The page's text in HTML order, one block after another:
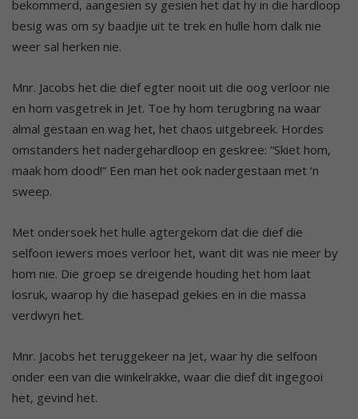
bekommerd, aangesien sy gesien het dat hy in die hardloop
besig was om sy baadjie uit te trek en hulle hom dalk nie
weer sal herken nie.
Mnr. Jacobs het die dief egter nooit uit die oog verloor nie
en hom vasgetrek in Jet. Toe hy hom terugbring na waar
almal gestaan en wag het, het chaos uitgebreek. Hordes
omstanders het nadergehardloop en geskree: “Skiet hom,
maak hom dood!” Een man het ook nadergestaan met ‘n
sweep.
Met ondersoek het hulle agtergekom dat die dief die
selfoon iewers moes verloor het, want dit was nie meer by
hom nie. Die groep se dreigende houding het hom laat
losruk, waarop hy die hasepad gekies en in die massa
verdwyn het.
Mnr. Jacobs het teruggekeer na Jet, waar hy die selfoon
onder een van die winkelrakke, waar die dief dit ingegooi
het, gevind het.